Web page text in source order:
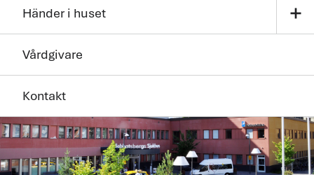
Händer i huset add
Vårdgivare
Kontakt